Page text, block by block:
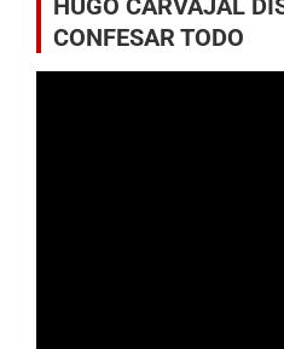
CONFESAR TODO